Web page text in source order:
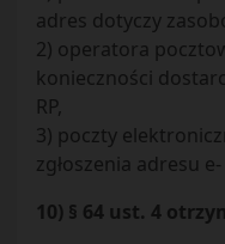
adres dotyczy
2) operatora
konieczności
RP,
3) poczty
zgłoszenia adresu
10) § 64 ust. 4